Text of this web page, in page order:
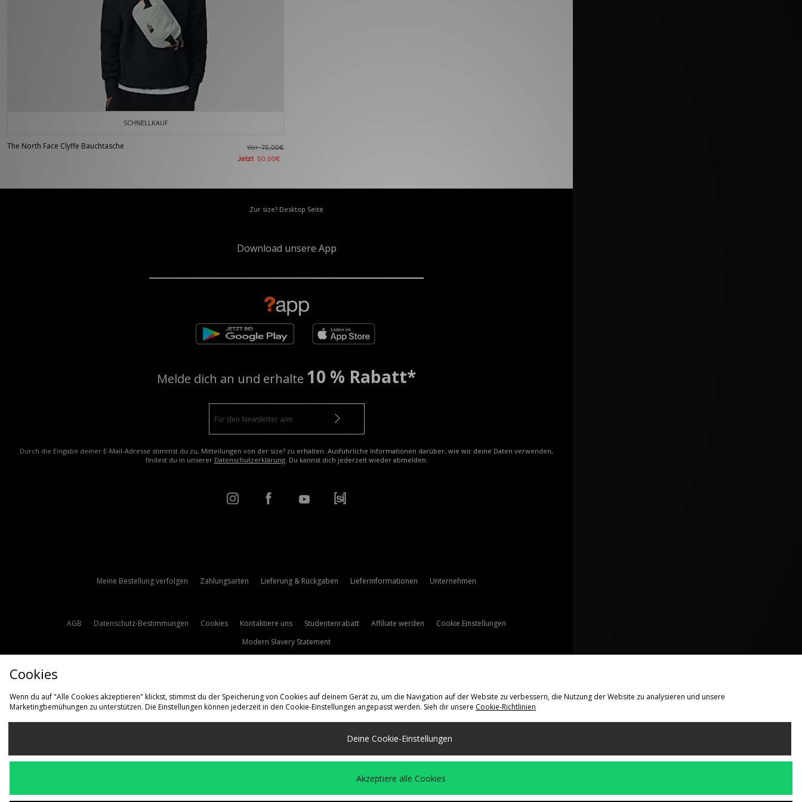
SCHNELLKAUF
The North Face Clyffe Bauchtasche War75,00€
Jetzt 50,00€
Zur size? Desktop Seite
Download unsere App
Melde dich an und erhalte 10 % Rabatt*
Durch die Eingabe deiner E-Mail-Adresse stimmst du zu, Mitteilungen von der size? zu erhalten. Ausführliche Informationen darüber, wie wir deine Daten verwenden,
findest du in unserer Datenschutzerklärung. Du kannst dich jederzeit wieder abmelden.
Meine Bestellung verfolgen Zahlungsarten Lieferung & Rückgaben Lieferinformationen Unternehmen
AGB Datenschutz-Bestimmungen Cookies Kontaktiere uns Studentenrabatt Affiliate werden
Cookie Einstellungen
Modern Slavery Statement
Lieferung Nach
Wir akzeptieren die folgenden Zahlungsmethoden
Cookies
Wenn du auf "Alle Cookies akzeptieren" klickst, stimmst du der Speicherung von Cookies auf deinem Gerät zu, um die Navigation auf der Website zu verbessern, die Nutzung der Website zu analysieren und unsere
Marketingbemühungen zu unterstützen. Die Einstellungen können jederzeit in den Cookie-Einstellungen angepasst werden. Sieh dir unsere Cookie-Richtlinien
Deine Cookie-Einstellungen
Akzeptiere alle Cookies